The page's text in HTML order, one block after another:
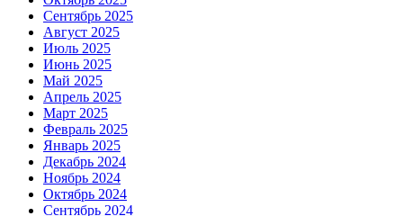
Сентябрь 2025
Август 2025
Июль 2025
Июнь 2025
Май 2025
Апрель 2025
Март 2025
Февраль 2025
Январь 2025
Декабрь 2024
Ноябрь 2024
Октябрь 2024
Сентябрь 2024